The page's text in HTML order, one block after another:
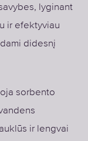
lyginant
ir efektyviau
didesnį
sorbento
ir lengvai